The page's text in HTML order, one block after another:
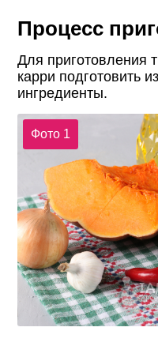
Процесс
Для приготовления
карри подготовить
ингредиенты.
Фото 1